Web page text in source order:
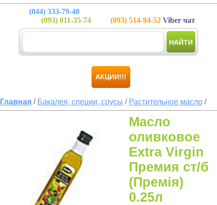
(044) 333-79-40
(093) 011-35-74 (093) 514-94-52 Viber чат
НАЙТИ
АКЦИИ!!!
Главная / Бакалея, специи, соусы / Растительное масло /
Масло
оливковое
Extra Virgin
Премия ст/б
(Премія)
0.25л